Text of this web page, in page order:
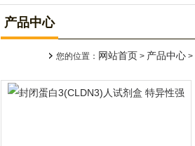
产品中心
您的位置： 网站首页 > 产品中心 >